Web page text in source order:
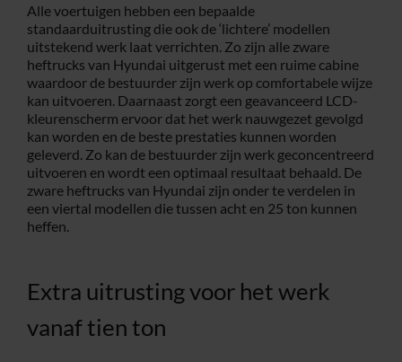
Alle voertuigen hebben een bepaalde
standaarduitrusting die ook de ‘lichtere’ modellen
uitstekend werk laat verrichten. Zo zijn alle zware
heftrucks van Hyundai uitgerust met een ruime cabine
waardoor de bestuurder zijn werk op comfortabele wijze
kan uitvoeren. Daarnaast zorgt een geavanceerd LCD-
kleurenscherm ervoor dat het werk nauwgezet gevolgd
kan worden en de beste prestaties kunnen worden
geleverd. Zo kan de bestuurder zijn werk geconcentreerd
uitvoeren en wordt een optimaal resultaat behaald. De
zware heftrucks van Hyundai zijn onder te verdelen in
een viertal modellen die tussen acht en 25 ton kunnen
heffen.
Extra uitrusting voor het werk
vanaf tien ton